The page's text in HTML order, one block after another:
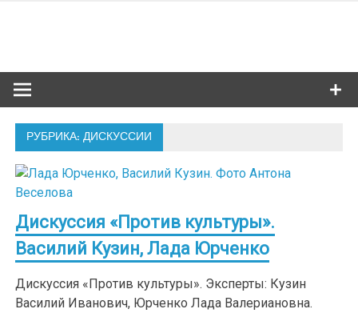
РУБРИКА: ДИСКУССИИ
Дискуссия «Против культуры».
Василий Кузин, Лада Юрченко
Дискуссия «Против культуры». Эксперты: Кузин
Василий Иванович, Юрченко Лада Валериановна.